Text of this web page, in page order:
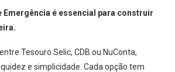
Emergência é essencial para construir
Tesouro Selic, CDB ou NuConta,
e simplicidade. Cada opção tem